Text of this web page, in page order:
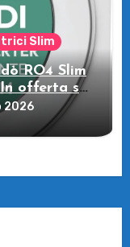
Slim
RO4 Slim
In offerta su
2026